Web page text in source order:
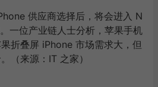
供应商选择后，将会进入 N
一位产业链人士分析，苹果手机
折叠屏 iPhone 市场需求大，但
（来源：IT 之家）